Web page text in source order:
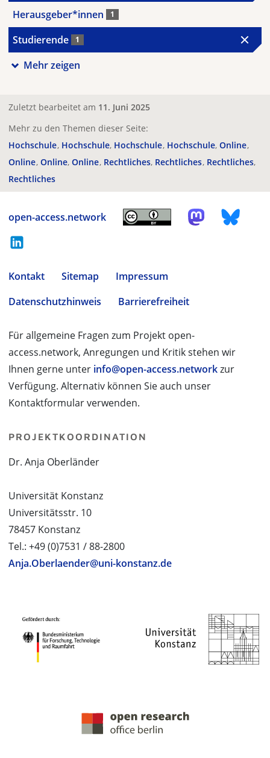
Herausgeber*innen 1
Studierende 1
Mehr zeigen
Zuletzt bearbeitet am 11. Juni 2025
Mehr zu den Themen dieser Seite:
Hochschule Hochschule Hochschule Hochschule Online
Online Online Online Rechtliches Rechtliches Rechtliches
Rechtliches
open-access.network
Kontakt Sitemap
Impressum
Datenschutzhinweis
Barrierefreiheit
Für allgemeine Fragen zum Projekt open-
access.network, Anregungen und Kritik stehen wir
Ihnen gerne unter info@open-access.networkzur
Verfügung. Alternativ können Sie auch unser
Kontaktformular verwenden.
PROJEKTKOORDINATION
Dr. Anja Oberländer
Universität Konstanz
Universitätsstr. 10
78457 Konstanz
Tel.: +49 (0)7531 / 88-2800
Anja.Oberlaender@uni-konstanz.de